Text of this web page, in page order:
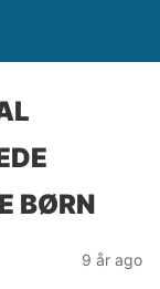
BØRN
9 år ago